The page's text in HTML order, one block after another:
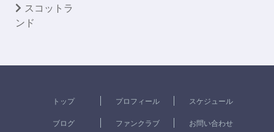
スコットラ
ンド
トップ プロフィール スケジュール
ブログ ファンクラブ お問い合わせ